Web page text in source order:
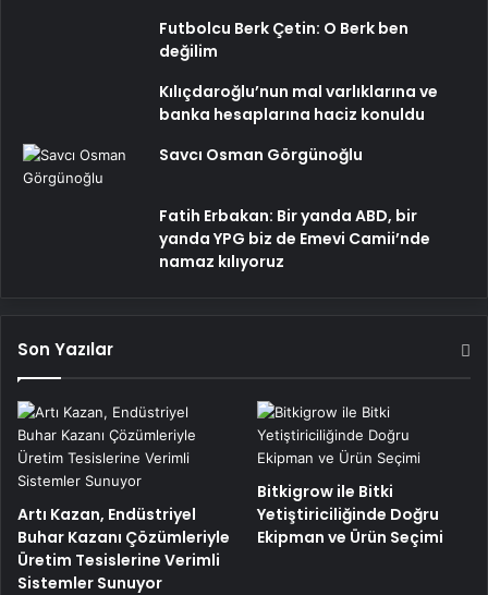
Futbolcu Berk Çetin: O Berk ben
değilim
Kılıçdaroğlu’nun mal varlıklarına ve
banka hesaplarına haciz konuldu
Savcı Osman Görgünoğlu
Fatih Erbakan: Bir yanda ABD, bir
yanda YPG biz de Emevi Camii’nde
namaz kılıyoruz
Son Yazılar
Artı Kazan, Endüstriyel
Buhar Kazanı Çözümleriyle
Üretim Tesislerine Verimli
Sistemler Sunuyor
Bitkigrow ile Bitki
Yetiştiriciliğinde Doğru
Ekipman ve Ürün Seçimi